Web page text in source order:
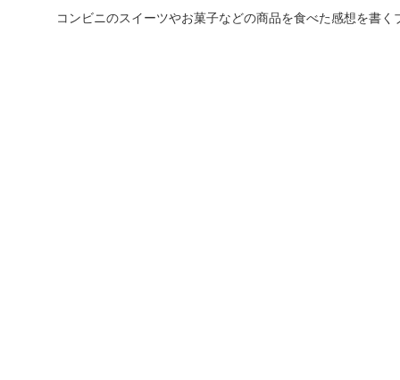
コンビニのスイーツやお菓子などの商品を食べた感想を書